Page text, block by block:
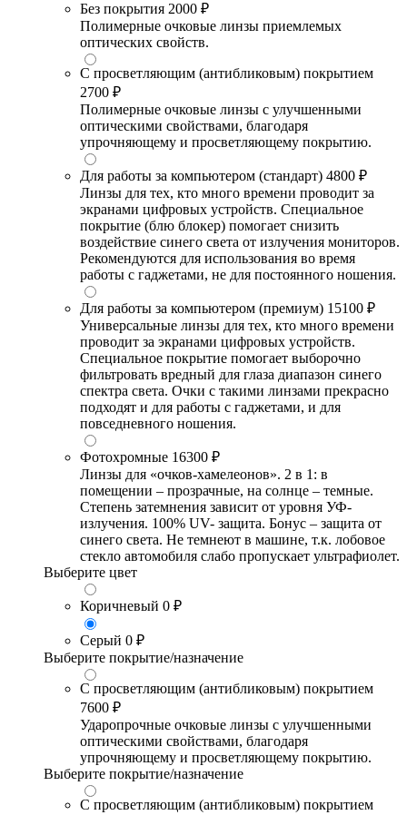
Без покрытия 2000 ₽
Полимерные очковые линзы приемлемых
оптических свойств.
С просветляющим (антибликовым) покрытием
2700 ₽
Полимерные очковые линзы с улучшенными
оптическими свойствами, благодаря
упрочняющему и просветляющему покрытию.
Для работы за компьютером (стандарт) 4800 ₽
Линзы для тех, кто много времени проводит за
экранами цифровых устройств. Специальное
покрытие (блю блокер) помогает снизить
воздействие синего света от излучения мониторов.
Рекомендуются для использования во время
работы с гаджетами, не для постоянного ношения.
Для работы за компьютером (премиум) 15100 ₽
Универсальные линзы для тех, кто много времени
проводит за экранами цифровых устройств.
Специальное покрытие помогает выборочно
фильтровать вредный для глаза диапазон синего
спектра света. Очки с такими линзами прекрасно
подходят и для работы с гаджетами, и для
повседневного ношения.
Фотохромные 16300 ₽
Линзы для «очков-хамелеонов». 2 в 1: в
помещении – прозрачные, на солнце – темные.
Степень затемнения зависит от уровня УФ-
излучения. 100% UV- защита. Бонус – защита от
синего света. Не темнеют в машине, т.к. лобовое
стекло автомобиля слабо пропускает ультрафиолет.
Выберите цвет
Коричневый 0 ₽
Серый 0 ₽
Выберите покрытие/назначение
С просветляющим (антибликовым) покрытием
7600 ₽
Ударопрочные очковые линзы с улучшенными
оптическими свойствами, благодаря
упрочняющему и просветляющему покрытию.
Выберите покрытие/назначение
С просветляющим (антибликовым) покрытием